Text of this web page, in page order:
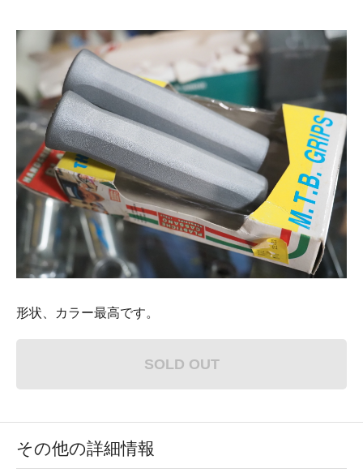
形状、カラー最高です。
SOLD OUT
その他の詳細情報